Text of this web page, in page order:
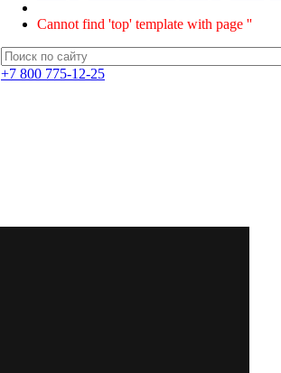
Cannot find 'top' template with page ''
+7 800 775-12-25